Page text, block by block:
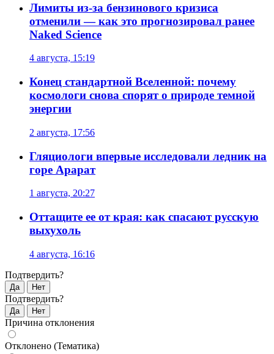
Лимиты из-за бензинового кризиса
отменили — как это прогнозировал ранее
Naked Science
4 августа, 15:19
Конец стандартной Вселенной: почему
космологи снова спорят о природе темной
энергии
2 августа, 17:56
Гляциологи впервые исследовали ледник на
горе Арарат
1 августа, 20:27
Оттащите ее от края: как спасают русскую
выхухоль
4 августа, 16:16
Подтвердить?
Да Нет
Подтвердить?
Да Нет
Причина отклонения
Отклонено (Тематика)